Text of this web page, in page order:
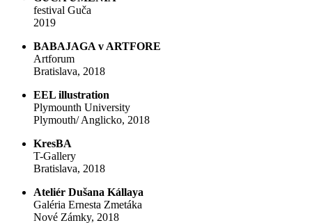
festival Guča
2019
BABAJAGA v ARTFORE
Artforum
Bratislava, 2018
EEL illustration
Plymounth University
Plymouth/ Anglicko, 2018
KresBA
T-Gallery
Bratislava, 2018
Ateliér Dušana Kállaya
Galéria Ernesta Zmetáka
Nové Zámky, 2018